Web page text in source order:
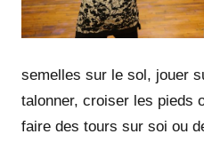
semelles sur le sol, jouer
talonner, croiser les pieds
faire des tours sur soi ou